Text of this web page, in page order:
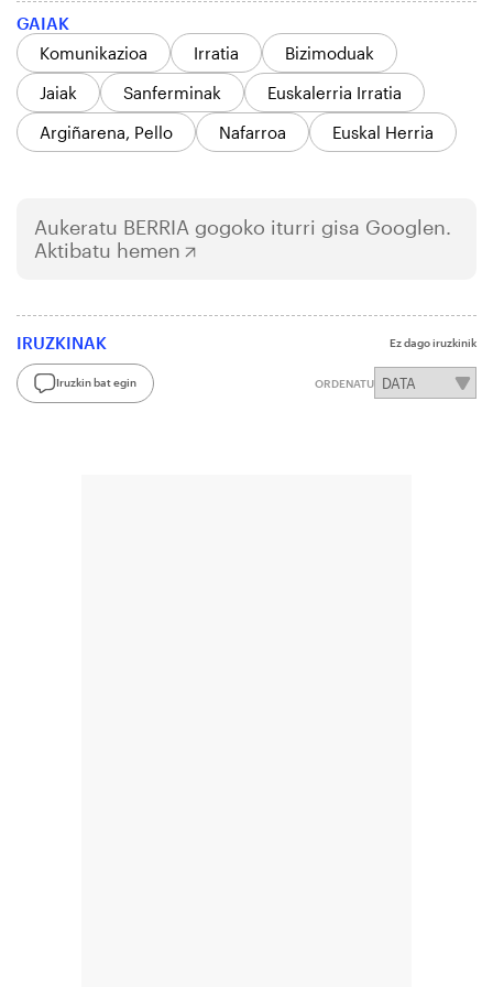
GAIAK
Komunikazioa
Irratia
Bizimoduak
Jaiak
Sanferminak
Euskalerria Irratia
Argiñarena, Pello
Nafarroa Euskal Herria
Aukeratu BERRIA gogoko iturri gisa Googlen.
Aktibatu hemen
IRUZKINAK Ez dago iruzkinik
Iruzkin bat egin ORDENATU